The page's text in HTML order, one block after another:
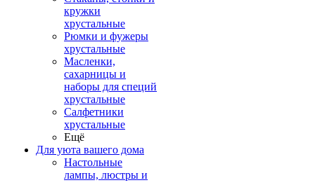
кружки
хрустальные
Рюмки и фужеры
хрустальные
Масленки,
сахарницы и
наборы для специй
хрустальные
Салфетники
хрустальные
Ещё
Для уюта вашего дома
Настольные
лампы, люстры и